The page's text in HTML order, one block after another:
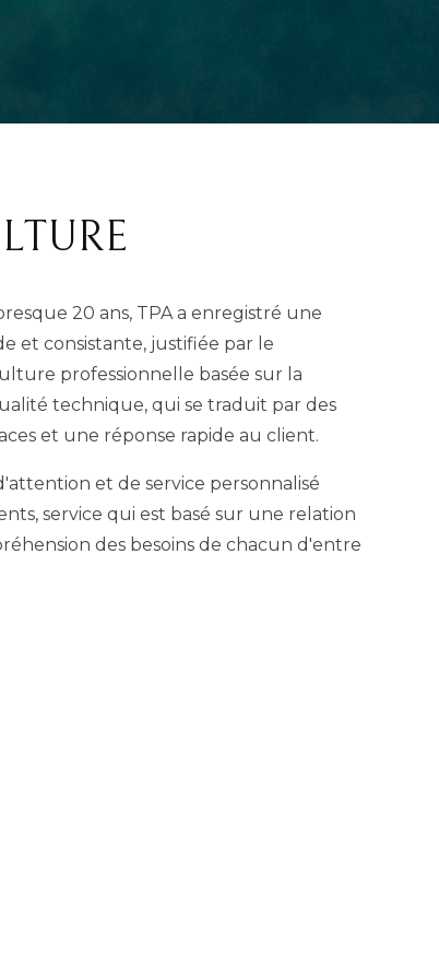
20 ans, TPA a enregistré une
et consistante, justifiée par le
professionnelle basée sur la
technique, qui se traduit par des
et une réponse rapide au client.
et de service personnalisé
service qui est basé sur une relation
des besoins de chacun d'entre